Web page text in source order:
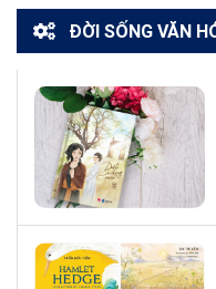
ĐỜI SỐNG VĂN